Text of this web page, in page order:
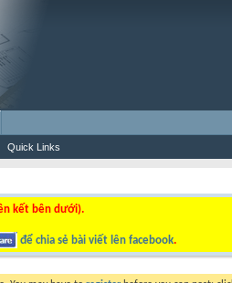
Quick Links
kết bên dưới).
để chia sẻ bài viết lên facebook.